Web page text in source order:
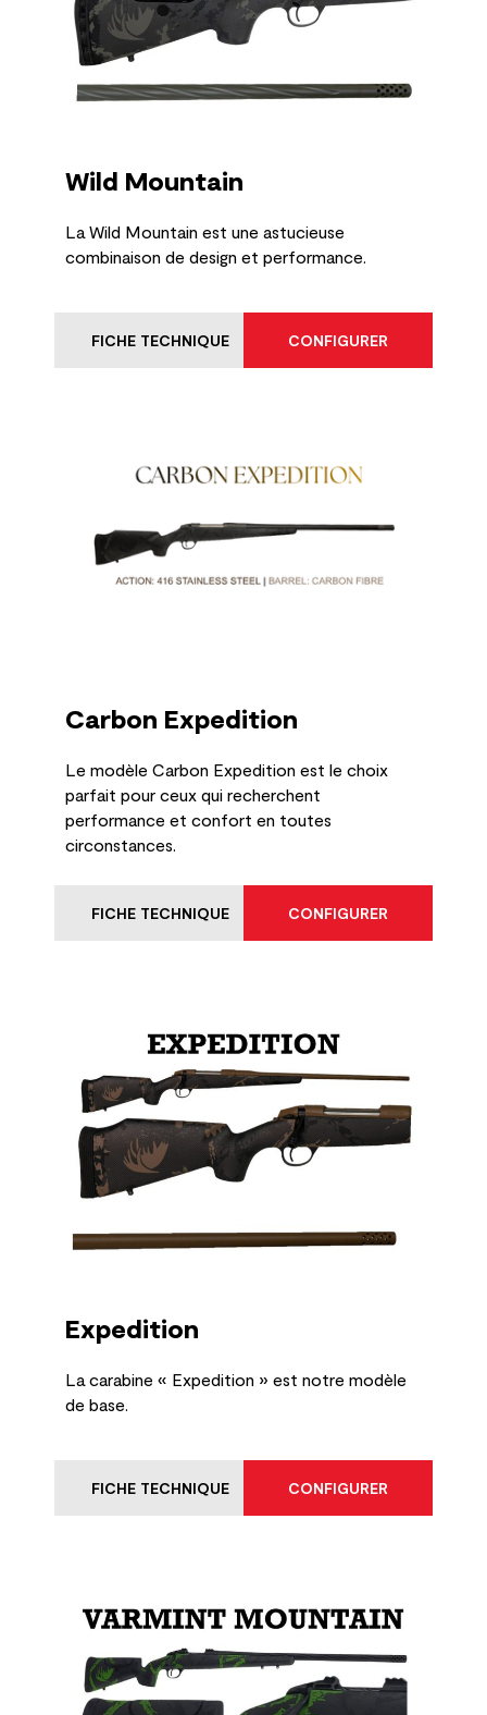
Wild Mountain
La Wild Mountain est une astucieuse
combinaison de design et performance.
FICHE TECHNIQUE CONFIGURER
Carbon Expedition
Le modèle Carbon Expedition est le choix
parfait pour ceux qui recherchent
performance et confort en toutes
circonstances.
FICHE TECHNIQUE CONFIGURER
Expedition
La carabine « Expedition » est notre modèle
de base.
FICHE TECHNIQUE CONFIGURER